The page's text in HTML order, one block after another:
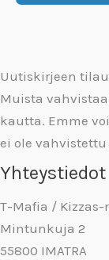
Uutiskirjeen
Muista
kautta. Emme
ei ole
Yhteystiedot
T-Mafia / Kizzas-
Mintunkuja 2
55800 IMATRA